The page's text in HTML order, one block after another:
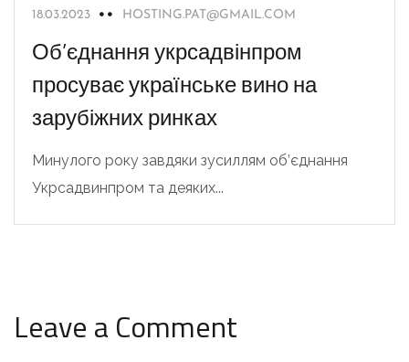
18.03.2023 HOSTING.PAT@GMAIL.COM
Об’єднання укрсадвінпром
просуває українське вино на
зарубіжних ринках
Минулого року завдяки зусиллям об’єднання
Укрсадвинпром та деяких...
Leave a Comment